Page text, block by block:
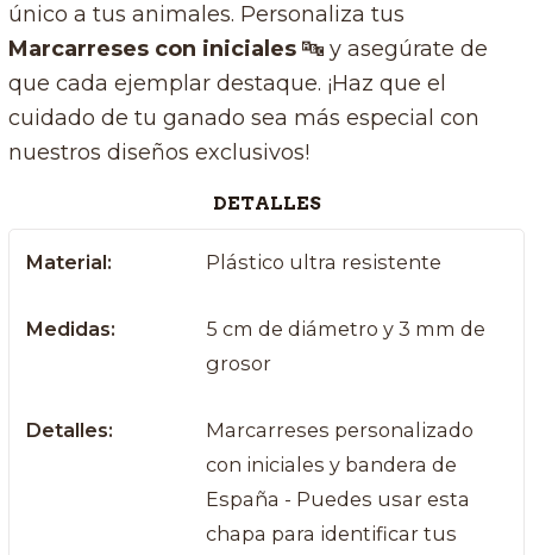
único a tus animales. Personaliza tus
Marcarreses con iniciales🔤 y asegúrate de
que cada ejemplar destaque. ¡Haz que el
cuidado de tu ganado sea más especial con
nuestros diseños exclusivos!
DETALLES
Material: Plástico ultra resistente
Medidas:
5 cm de diámetro y 3 mm de
grosor
Detalles:
Marcarreses personalizado
con iniciales y bandera de
España - Puedes usar esta
chapa para identificar tus